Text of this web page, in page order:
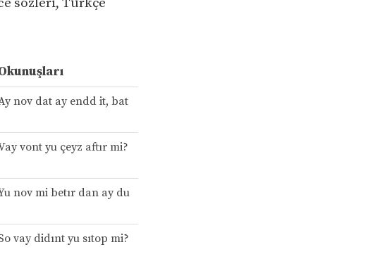
nov dat ay endd it, bat
vont yu çeyz aftır mi?
nov mi betır dan ay du
vay didınt yu sıtop mi?